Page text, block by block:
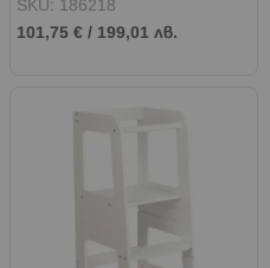
SKU: 186218
101,75 € / 199,01 лв.